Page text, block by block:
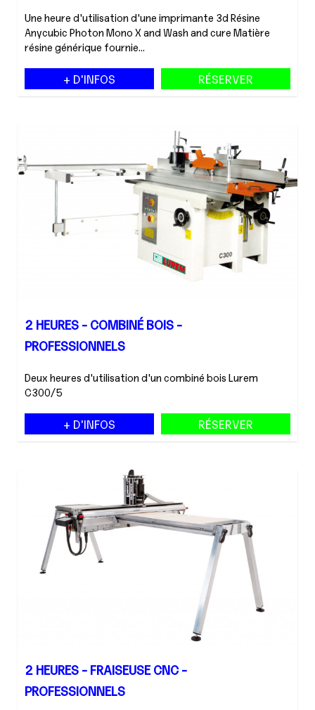
Une heure d'utilisation d'une imprimante 3d Résine
Anycubic Photon Mono X and Wash and cure Matière
résine générique fournie...
RÉSERVER
+ D'INFOS
2 HEURES - COMBINÉ BOIS -
PROFESSIONNELS
Deux heures d'utilisation d'un combiné bois Lurem
C300/5
RÉSERVER
+ D'INFOS
2 HEURES - FRAISEUSE CNC -
PROFESSIONNELS